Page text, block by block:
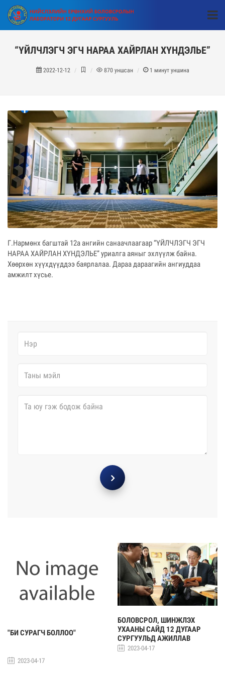
“ҮЙЛЧЛЭГЧ ЭГЧ НАРАА ХАЙРЛАН ХҮНДЭЛЬЕ”
2022-12-12 870 уншсан 1 минут уншина
Г.Нармөнх багштай 12а ангийн санаачлаагаар “ҮЙЛЧЛЭГЧ ЭГЧ
НАРАА ХАЙРЛАН ХҮНДЭЛЬЕ” уриалга аяныг эхлүүлж байна.
Хөөрхөн хүүхдүүддээ баярлалаа. Дараа дараагийн ангиуддаа
амжилт хүсье.
"БИ СУРАГЧ БОЛЛОО"
2023-04-17
БОЛОВСРОЛ, ШИНЖЛЭХ
УХААНЫ САЙД 12 ДУГААР
СУРГУУЛЬД АЖИЛЛАВ
2023-04-17